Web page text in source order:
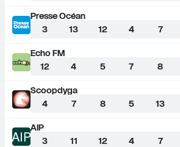
Presse Océan
3
13 12 4 7
Echo FM
12
4 5 7 8
Scoopdyga
4
7 8 5 13
AIPAIP
3
11 12 4 7